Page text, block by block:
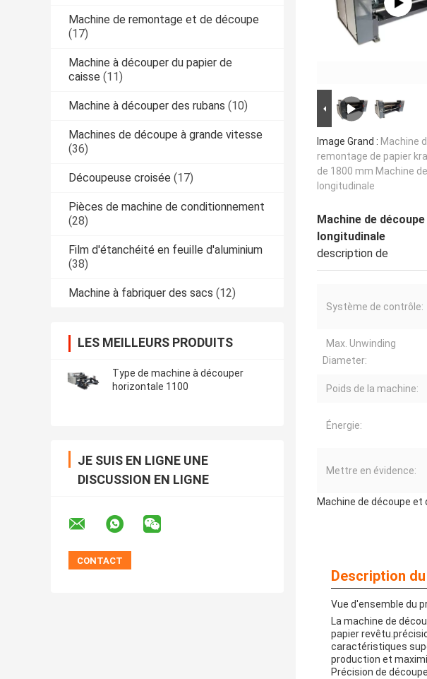
Machine de remontage et de découpe
(17)
Machine à découper du papier de
caisse (11)
Machine à découper des rubans (10)
Machines de découpe à grande vitesse
(36)
Découpeuse croisée (17)
Pièces de machine de conditionnement
(28)
Film d'étanchéité en feuille d'aluminium
(38)
Machine à fabriquer des sacs (12)
LES MEILLEURS PRODUITS
Type de machine à découper
horizontale 1100
JE SUIS EN LIGNE UNE
DISCUSSION EN LIGNE
Image Grand : Machine
remontage de papier
de 1800 mm Machine
longitudinale
Machine de
longitudinale
description de
Système de contrôle:
Max. Unwinding
Diameter:
Poids de la machine:
Énergie:
Mettre en évidence:
Machine de découpe
Description
Vue d'ensemble du
La machine de
papier
caractéristiques
production et
Précision de